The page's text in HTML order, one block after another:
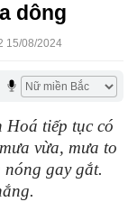
dông
15/08/2024
Hoá tiếp tục có
vừa, mưa to
gay gắt.